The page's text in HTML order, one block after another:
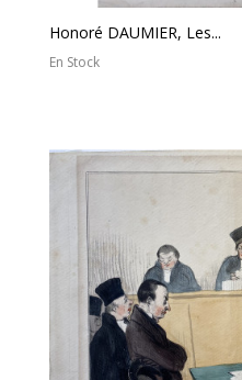
Honoré DAUMIER, Les...
En Stock